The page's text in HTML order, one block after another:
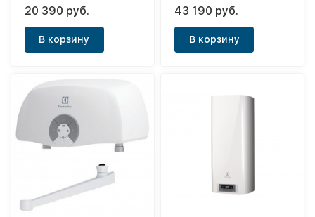
20 390 руб.
В корзину
43 190 руб.
В корзину